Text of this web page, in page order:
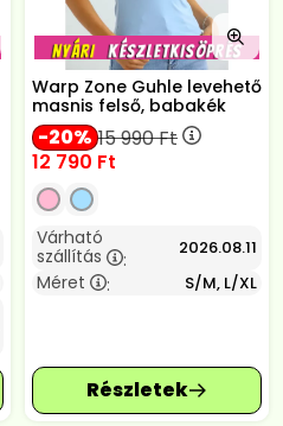
Warp Zone Guhle levehető
masnis felső, babakék
20 15 990Ft
12 790 Ft
Várható
szállítás
: 2026.08.11
Méret : S/M, L/XL